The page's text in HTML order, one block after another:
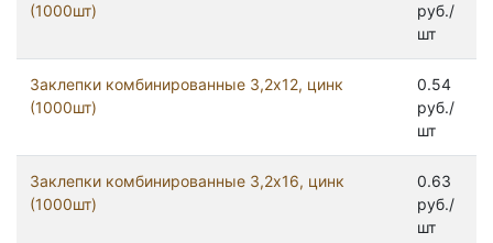
(1000шт)
руб./
шт
Заклепки комбинированные 3,2x12, цинк
(1000шт)
0.54
руб./
шт
Заклепки комбинированные 3,2x16, цинк
(1000шт)
0.63
руб./
шт